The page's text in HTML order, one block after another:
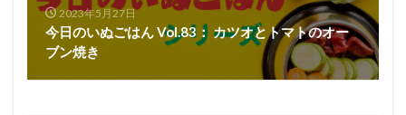
2023年5月27日
今日のいぬごはん Vol.83： カツオとトマトのオー
ブン焼き